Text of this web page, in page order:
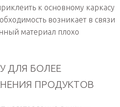
к основному каркасу
возникает в связи
материал плохо
ДЛЯ БОЛЕЕ
ПРОДУКТОВ